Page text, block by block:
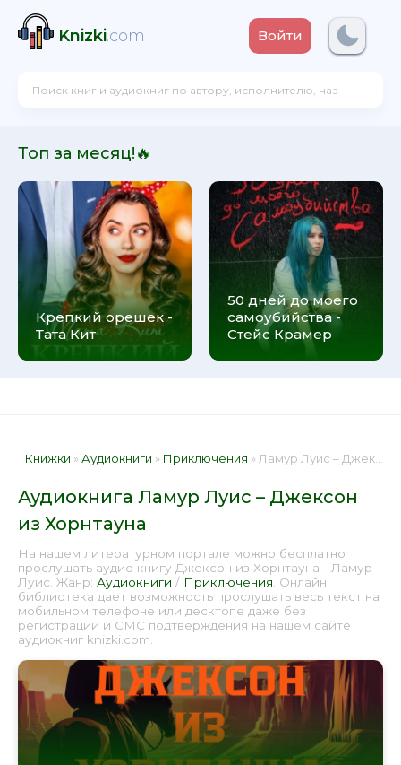
Knizki.com Войти
Топ за месяц!🔥
Крепкий орешек -
Тата Кит
50 дней до моего
самоубийства -
Стейс Крамер
Книжки »Аудиокниги » Приключения » Ламур Луис – Джексон из Хорнтауна 📕 - Книга онлайн бесплатно
Аудиокнига Ламур Луис – Джексон
из Хорнтауна
На нашем литературном портале можно бесплатно
прослушать аудио книгу Джексон из Хорнтауна - Ламур
Луис. Жанр: Аудиокниги / Приключения . Онлайн
библиотека дает возможность прослушать весь текст на
мобильном телефоне или десктопе даже без
регистрации и СМС подтверждения на нашем сайте
аудиокниг knizki.com.